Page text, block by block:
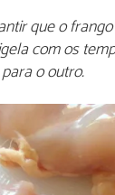
que o
com os
o outro.